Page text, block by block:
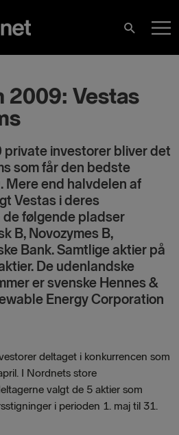
Sök
2009: Vestas
investorer bliver det
som får den bedste
Mere end halvdelen af
Vestas i deres
følgende pladser
B, Novozymes B,
Bank. Samtlige aktier på
De udenlandske
er svenske Hennes &
Energy Corporation
deltaget i konkurrencen som
I Nordnets store
valgt de 5 aktier som
i perioden 1. maj til 31.